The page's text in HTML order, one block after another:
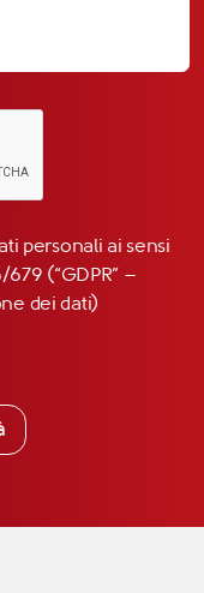
personali ai sensi
(“GDPR” –
dei dati)